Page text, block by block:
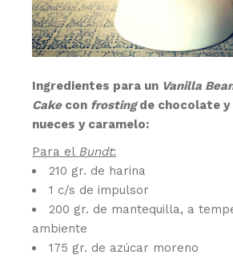
Ingredientes para un Vanilla
Cakecon frostingde chocolate y
nueces y caramelo:
Para el Bundt:
210 gr. de harina
1 c/s de impulsor
200 gr. de mantequilla, a
ambiente
175 gr. de azúcar moreno